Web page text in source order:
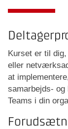
Kurset er til
eller
at
samarbejds-
Teams i din